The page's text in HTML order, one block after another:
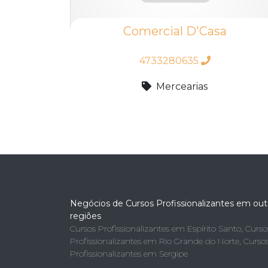
Comercial D'Casa
4733280635
Mercearias
Negócios de Cursos Profissionalizantes em
regiões
Cursos Profissionalizantes em Espírito Santo,
Profissionalizantes em Rio Grande do Norte,
Profissionalizantes em Sergipe